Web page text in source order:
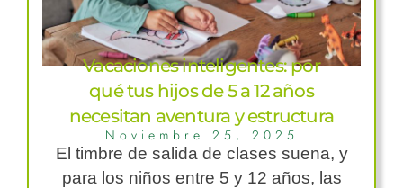
Vacaciones inteligentes: por
qué tus hijos de 5 a 12 años
necesitan aventura y estructura
Noviembre 25, 2025
El timbre de salida de clases suena, y
para los niños entre 5 y 12 años, las